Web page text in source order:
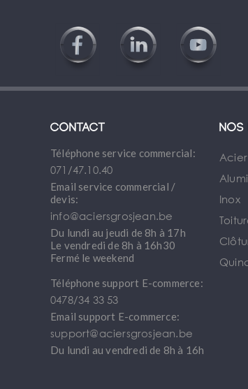
Contact
Téléphone service commercial:
071/47.10.40
Email service commercial /
devis:
info@aciersgrosjean.be
Du lundi au jeudi de 8h à 17h
Le vendredi de 8h à 16h30
Fermé le weekend
Téléphone support E-commerce:
0478/34 33 53
Email support E-commerce:
support@aciersgrosjean.be
Du lundi au vendredi de 8h à 16h
Acier
Inox